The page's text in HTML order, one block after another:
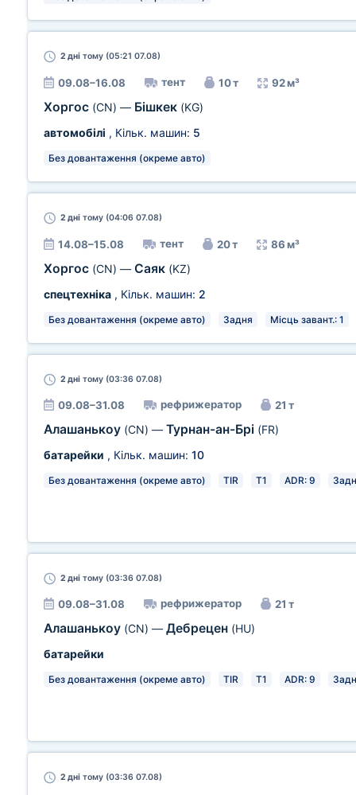
2 дні тому (05:21 07.08)
09.08–16.08 тент 10 т 92 м³
Хоргос (CN) — Бішкек (KG)
автомобілі , Кільк. машин: 5
Без довантаження (окреме авто)
2 дні тому (04:06 07.08)
14.08–15.08 тент 20 т 86 м³
Хоргос (CN) — Саяк (KZ)
спецтехніка , Кільк. машин: 2
Без довантаження (окреме авто) Задня Місць завант.: 1
2 дні тому (03:36 07.08)
09.08–31.08 рефрижератор 21 т
Алашанькоу (CN) — Турнан-ан-Брі (FR)
батарейки , Кільк. машин: 10
Без довантаження (окреме авто) TIR T1 ADR: 9
2 дні тому (03:36 07.08)
09.08–31.08 рефрижератор 21 т
Алашанькоу (CN) — Дебрецен (HU)
батарейки
Без довантаження (окреме авто) TIR T1 ADR: 9
2 дні тому (03:36 07.08)